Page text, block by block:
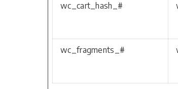
wc_cart_hash_#
wc_fragments_#